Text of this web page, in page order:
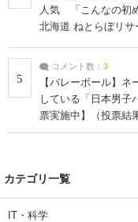
人気 「こんなの初
北海道 ねとらぼリサ
5
コメント数： 3
【バレーボール】
している「日本男子
票実施中】（投票結
カテゴリ一覧
IT・科学